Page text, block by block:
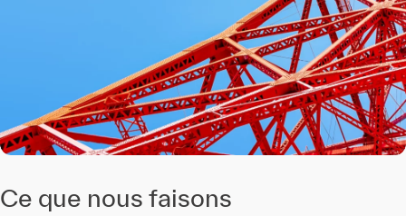
Ce que nous faisons